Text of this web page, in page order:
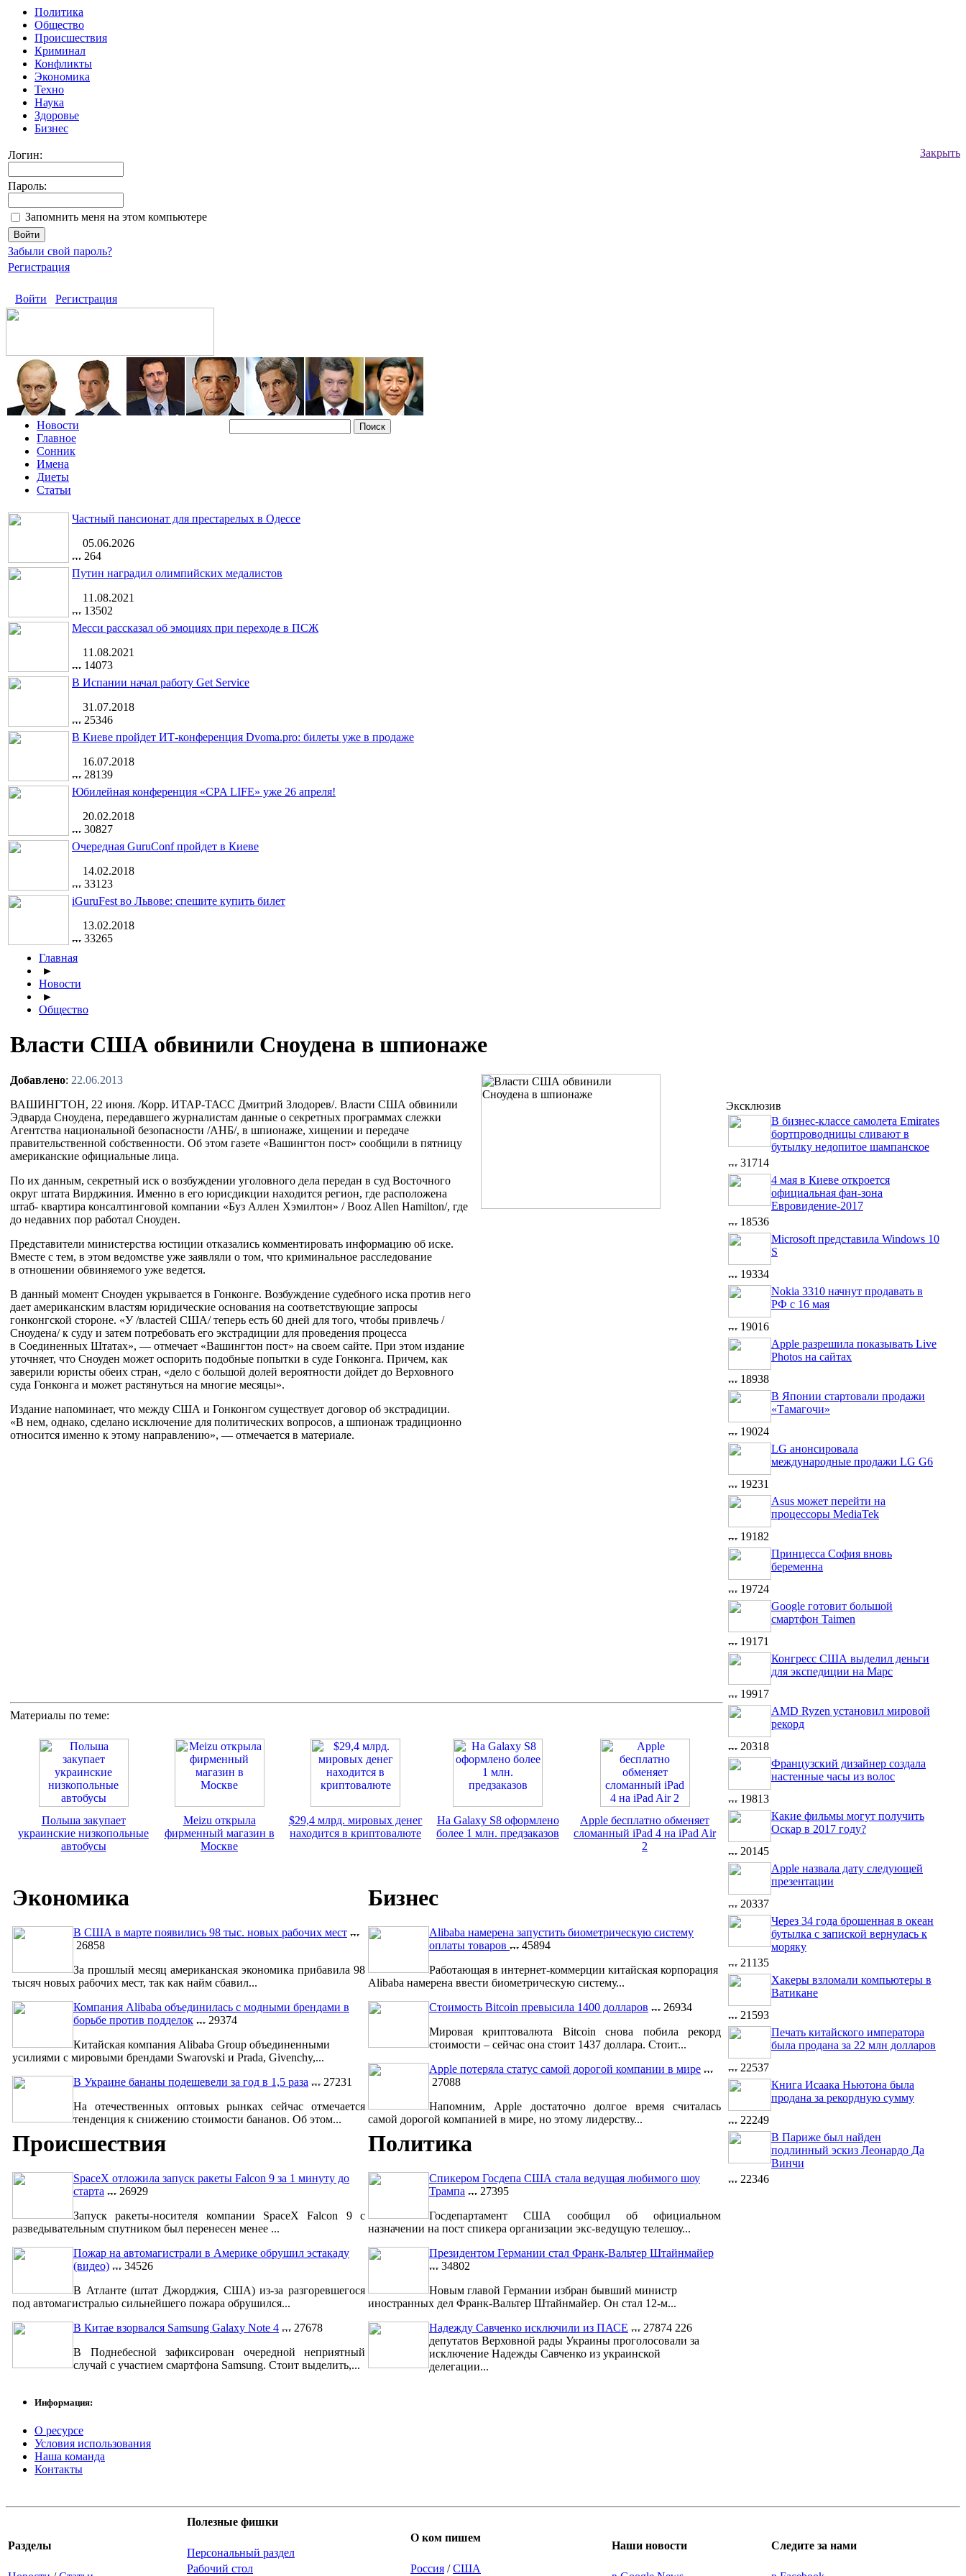
Политика
Общество
Происшествия
Криминал
Конфликты
Экономика
Техно
Наука
Здоровье
Бизнес
Закрыть
Логин:
Пароль:
Запомнить меня на этом компьютере
Забыли свой пароль?
Регистрация
Войти Регистрация
Новости
Главное
Сонник
Имена
Диеты
Статьи
Частный пансионат для престарелых в Одессе
05.06.2026
264
Путин наградил олимпийских медалистов
11.08.2021
13502
Месси рассказал об эмоциях при переходе в ПСЖ
11.08.2021
14073
В Испании начал работу Get Service
31.07.2018
25346
В Киеве пройдет ИТ-конференция Dvoma.pro: билеты уже в продаже
16.07.2018
28139
Юбилейная конференция «CPA LIFE» уже 26 апреля!
20.02.2018
30827
Очередная GuruConf пройдет в Киеве
14.02.2018
33123
iGuruFest во Львове: спешите купить билет
13.02.2018
33265
Главная
►
Новости
►
Общество
Власти США обвинили Сноудена в шпионаже
Добавлено: 22.06.2013
ВАШИНГТОН, 22 июня. /Корр. ИТАР-ТАСС Дмитрий Злодорев/. Власти США обвинили
Эдварда Сноудена, передавшего журналистам данные о секретных программах слежки
Агентства национальной безопасности /АНБ/, в шпионаже, хищении и передаче
правительственной собственности. Об этом газете «Вашингтон пост» сообщили в пятницу
американские официальные лица.
По их данным, секретный иск о возбуждении уголовного дела передан в суд Восточного
округ штата Вирджиния. Именно в его юрисдикции находится регион, где расположена
штаб- квартира консалтинговой компании «Буз Аллен Хэмилтон» / Booz Allen Hamilton/, где
до недавних пор работал Сноуден.
Представители министерства юстиции отказались комментировать информацию об иске.
Вместе с тем, в этом ведомстве уже заявляли о том, что криминальное расследование
в отношении обвиняемого уже ведется.
В данный момент Сноуден укрывается в Гонконге. Возбуждение судебного иска против него
дает американским властям юридические основания на соответствующие запросы
гонконгской стороне. «У /властей США/ теперь есть 60 дней для того, чтобы привлечь /
Сноудена/ к суду и затем потребовать его экстрадиции для проведения процесса
в Соединенных Штатах», — отмечает «Вашингтон пост» на своем сайте. При этом издание
уточняет, что Сноуден может оспорить подобные попытки в суде Гонконга. Причем, как
заверили юристы обеих стран, «дело с большой долей вероятности дойдет до Верховного
суда Гонконга и может растянуться на многие месяцы».
Издание напоминает, что между США и Гонконгом существует договор об экстрадиции.
«В нем, однако, сделано исключение для политических вопросов, а шпионаж традиционно
относится именно к этому направлению», — отмечается в материале.
Материалы по теме:
Польша закупает
украинские низкопольные
автобусы
Meizu открыла
фирменный магазин в
Москве
$29,4 млрд. мировых денег
находится в криптовалюте
На Galaxy S8 оформлено
более 1 млн. предзаказов
Apple бесплатно обменяет
сломанный iPad 4 на iPad Air
2
Экономика
В США в марте появились 98 тыс. новых рабочих мест
26858
За прошлый месяц американская экономика прибавила 98
тысяч новых рабочих мест, так как найм сбавил...
Компания Alibaba объединилась с модными брендами в
борьбе против подделок
29374
Китайская компания Alibaba Group объединенными
усилиями с мировыми брендами Swarovski и Prada, Givenchy,...
В Украине бананы подешевели за год в 1,5 раза
27231
На отечественных оптовых рынках сейчас отмечается
тенденция к снижению стоимости бананов. Об этом...
Бизнес
Alibaba намерена запустить биометрическую систему
оплаты товаров
45894
Работающая в интернет-коммерции китайская корпорация
Alibaba намерена ввести биометрическую систему...
Стоимость Bitcoin превысила 1400 долларов
26934
Мировая криптовалюта Bitcoin снова побила рекорд
стоимости – сейчас она стоит 1437 доллара. Стоит...
Apple потеряла статус самой дорогой компании в мире
27088
Напомним, Apple достаточно долгое время считалась
самой дорогой компанией в мире, но этому лидерству...
Происшествия
SpaceX отложила запуск ракеты Falcon 9 за 1 минуту до
старта
26929
Запуск ракеты-носителя компании SpaceX Falcon 9 с
разведывательным спутником был перенесен менее ...
Пожар на автомагистрали в Америке обрушил эстакаду
(видео)
34526
В Атланте (штат Джорджия, США) из-за разгоревшегося
под автомагистралью сильнейшего пожара обрушился...
В Китае взорвался Samsung Galaxy Note 4
27678
В Поднебесной зафиксирован очередной неприятный
случай с участием смартфона Samsung. Стоит выделить,...
Политика
Спикером Госдепа США стала ведущая любимого шоу
Трампа
27395
Госдепартамент США сообщил об официальном
назначении на пост спикера организации экс-ведущую телешоу...
Президентом Германии стал Франк-Вальтер Штайнмайер
34802
Новым главой Германии избран бывший министр
иностранных дел Франк-Вальтер Штайнмайер. Он стал 12-м...
Надежду Савченко исключили из ПАСЕ
27874 226
депутатов Верховной рады Украины проголосовали за
исключение Надежды Савченко из украинской
делегации...
Эксклюзив
В бизнес-классе самолета Emirates
бортпроводницы сливают в
бутылку недопитое шампанское
31714
4 мая в Киеве откроется
официальная фан-зона
Евровидение-2017
18536
Microsoft представила Windows 10
S
19334
Nokia 3310 начнут продавать в
РФ с 16 мая
19016
Apple разрешила показывать Live
Photos на сайтах
18938
В Японии стартовали продажи
«Тамагочи»
19024
LG анонсировала
международные продажи LG G6
19231
Asus может перейти на
процессоры MediaTek
19182
Принцесса София вновь
беременна
19724
Google готовит большой
смартфон Taimen
19171
Конгресс США выделил деньги
для экспедиции на Марс
19917
AMD Ryzen установил мировой
рекорд
20318
Французский дизайнер создала
настенные часы из волос
19813
Какие фильмы могут получить
Оскар в 2017 году?
20145
Apple назвала дату следующей
презентации
20337
Через 34 года брошенная в океан
бутылка с запиской вернулась к
моряку
21135
Хакеры взломали компьютеры в
Ватикане
21593
Печать китайского императора
была продана за 22 млн долларов
22537
Книга Исаака Ньютона была
продана за рекордную сумму
22249
В Париже был найден
подлинный эскиз Леонардо Да
Винчи
22346
Информация:
О ресурсе
Условия использования
Наша команда
Контакты
Разделы
Полезные фишки
Персональный раздел
Рабочий стол
О ком пишем
Россия /США
Наши новости Следите за нами